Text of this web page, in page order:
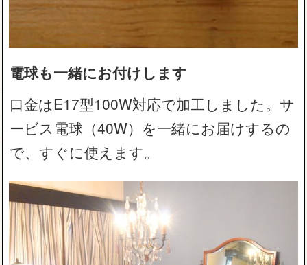
電球も一緒にお付けします
口金はE17型100W対応で加工しました。サ
ービス電球（40W）を一緒にお届けするの
で、すぐに使えます。